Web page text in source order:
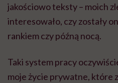
jakościowo teksty – moich
interesowało, czy zostały
rankiem czy późną nocą.
Taki system pracy
moje życie prywatne, które